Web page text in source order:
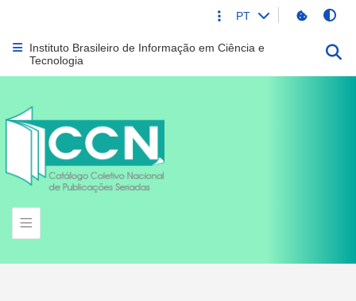
Acesso rápido
PT Escolher o
Abrir menu principal de navegação
Instituto Brasileiro de Informação em Ciência e
Tecnologia